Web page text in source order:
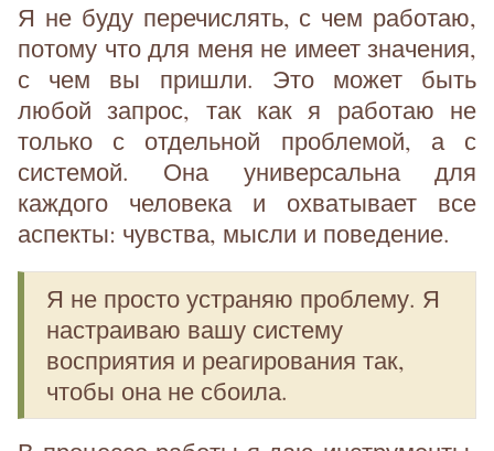
Я не буду перечислять, с чем работаю,
потому что для меня не имеет значения,
с чем вы пришли. Это может быть
любой запрос, так как я работаю не
только с отдельной проблемой, а с
системой. Она универсальна для
каждого человека и охватывает все
аспекты: чувства, мысли и поведение.
Я не просто устраняю проблему. Я
настраиваю вашу систему
восприятия и реагирования так,
чтобы она не сбоила.